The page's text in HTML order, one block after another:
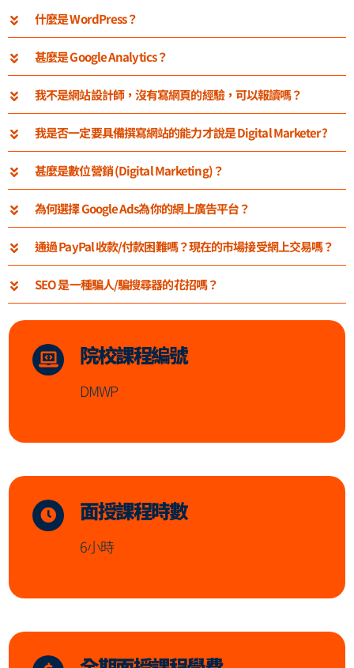
什麼是 WordPress？
甚麼是 Google Analytics？
我不是網站設計師，沒有寫網頁的經驗，可以報讀嗎？
我是否一定要具備撰寫網站的能力才說是 Digital Marketer?
甚麼是數位營銷 (Digital Marketing)？
為何選擇 Google Ads為你的網上廣告平台？
通過 PayPal 收款/付款困難嗎？現在的市場接受網上交易嗎？
SEO 是一種騙人/騙搜尋器的花招嗎？
院校課程編號
DMWP
面授課程時數
6小時